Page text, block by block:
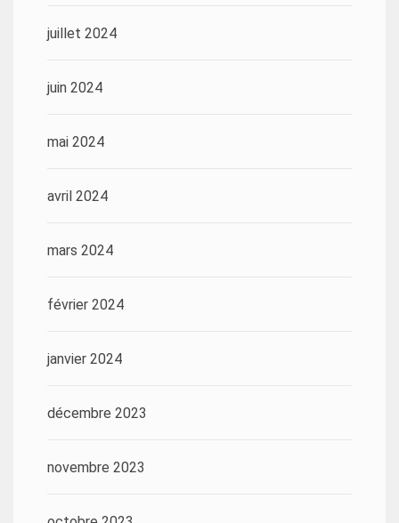
juillet 2024
juin 2024
mai 2024
avril 2024
mars 2024
février 2024
janvier 2024
décembre 2023
novembre 2023